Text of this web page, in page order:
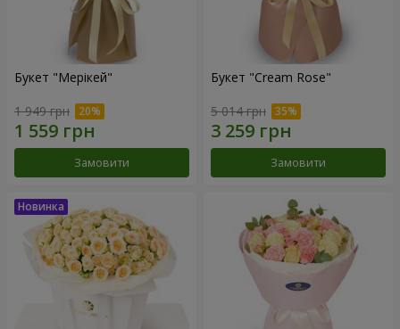
Букет "Мерікей"
1 949 грн
Замовити
Букет "Cream Rose"
5 014 грн
Замовити